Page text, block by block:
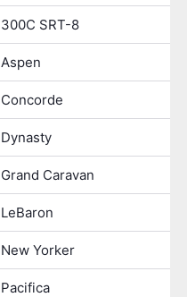
300C SRT-8
Aspen
Concorde
Dynasty
Grand Caravan
LeBaron
New Yorker
Pacifica